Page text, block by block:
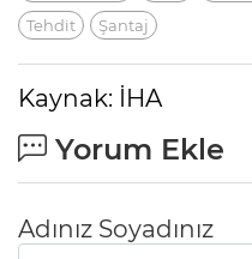
Tehdit
Şantaj
Kaynak: İHA
Yorum Ekle
Adınız Soyadınız
Mesele
geleceği
Sibel
Ölüyor!